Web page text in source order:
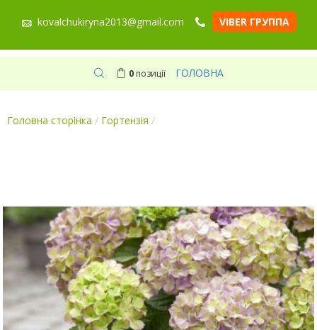
kovalchukiryna2013@gmail.com VIBER ГРУППА
0позиції ГОЛОВНА
Головна сторінка / Гортензія /